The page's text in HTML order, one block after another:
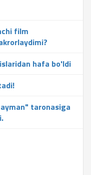
film
hafa bo'ldi
taronasiga